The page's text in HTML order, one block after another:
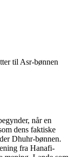
til Asr-bønnen
når en
dens faktiske
Dhuhr-bønnen.
fra Hanafi-